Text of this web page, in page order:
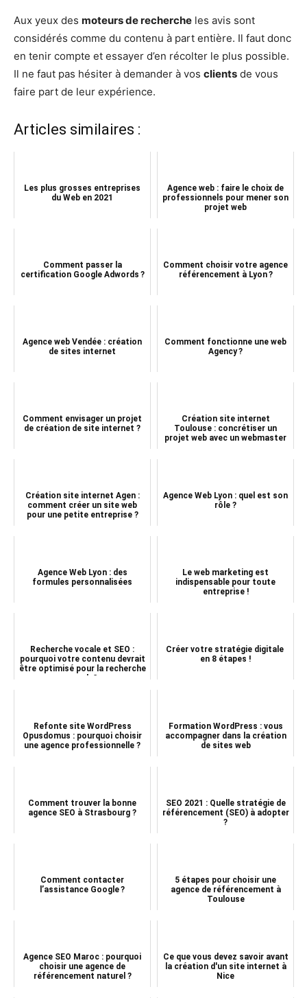
Aux yeux des moteurs de recherche les avis sont
considérés comme du contenu à part entière. Il faut donc
en tenir compte et essayer d’en récolter le plus possible.
Il ne faut pas hésiter à demander à vos clients de vous
faire part de leur expérience.
Articles similaires :
Les plus grosses entreprises
du Web en 2021
Agence web : faire le choix de
professionnels pour mener son
projet web
Comment passer la
certification Google Adwords ?
Comment choisir votre agence
référencement à Lyon ?
Agence web Vendée : création
de sites internet
Comment fonctionne une web
Agency ?
Comment envisager un projet
de création de site internet ?
Création site internet
Toulouse : concrétiser un
projet web avec un webmaster
Création site internet Agen :
comment créer un site web
pour une petite entreprise ?
Agence Web Lyon : quel est son
rôle ?
Agence Web Lyon : des
formules personnalisées
Le web marketing est
indispensable pour toute
entreprise !
Recherche vocale et SEO :
pourquoi votre contenu devrait
être optimisé pour la recherche
vocale?
Créer votre stratégie digitale
en 8 étapes !
Refonte site WordPress
Opusdomus : pourquoi choisir
une agence professionnelle ?
Formation WordPress : vous
accompagner dans la création
de sites web
Comment trouver la bonne
agence SEO à Strasbourg ?
SEO 2021 : Quelle stratégie de
référencement (SEO) à adopter
?
Comment contacter
l’assistance Google ?
5 étapes pour choisir une
agence de référencement à
Toulouse
Agence SEO Maroc : pourquoi
choisir une agence de
référencement naturel ?
Ce que vous devez savoir avant
la création d'un site internet à
Nice